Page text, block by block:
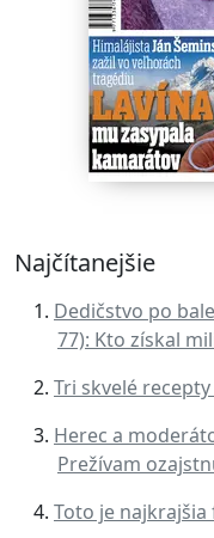
Najčítanejšie
Dedičstvo po
77): Kto získal
Tri skvelé
Herec a
Prežívam
Toto je